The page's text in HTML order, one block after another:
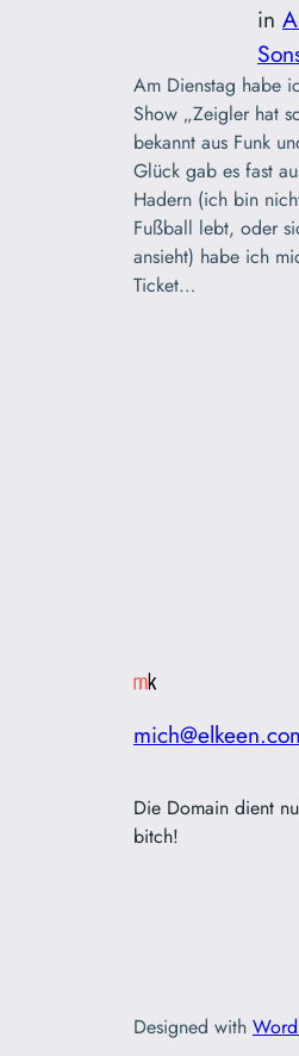
in
Am Dienstag habe
Show „Zeigler hat
bekannt aus Funk
Glück gab es fast
Hadern (ich bin
Fußball lebt, oder
ansieht) habe ich
Ticket…
Die Domain dient
bitch!
Designed with